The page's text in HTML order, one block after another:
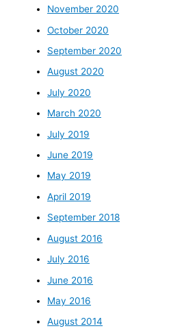
November 2020
October 2020
September 2020
August 2020
July 2020
March 2020
July 2019
June 2019
May 2019
April 2019
September 2018
August 2016
July 2016
June 2016
May 2016
August 2014